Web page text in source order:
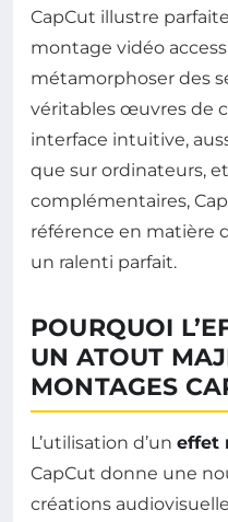
CapCut illustre
montage vidéo
métamorphoser des
véritables œuvres de
interface intuitive,
que sur ordinateurs,
complémentaires,
référence en matière
un ralenti parfait.
POURQUOI
UN ATOUT
MONTAGES
L’utilisation d’un effet
CapCut donne une
créations